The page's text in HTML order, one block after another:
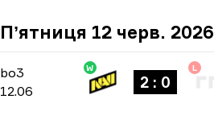
Пʼятниця 12 черв. 2026
bo3
bo3
12.06
W
2 : 0
L